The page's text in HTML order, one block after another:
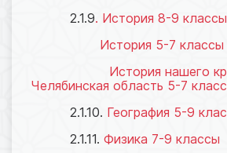
2.1.9. История 8-9 классы
История 5-7 классы
История нашего
Челябинская область 5-7
2.1.10. География 5-9
2.1.11. Физика 7-9 классы